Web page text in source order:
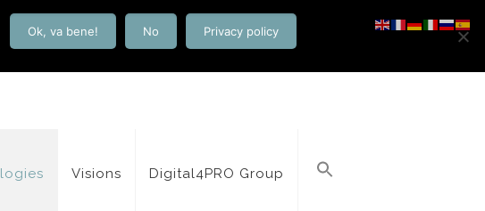
Visions Digital4PRO Group
Ok, va bene! No Privacy policy